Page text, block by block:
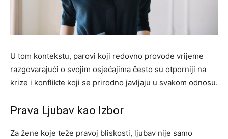
U tom kontekstu, parovi koji redovno provode vrijeme
razgovarajući o svojim osjećajima često su otporniji na
krize i konflikte koji se prirodno javljaju u svakom odnosu.
Prava Ljubav kao Izbor
Za žene koje teže pravoj bliskosti, ljubav nije samo